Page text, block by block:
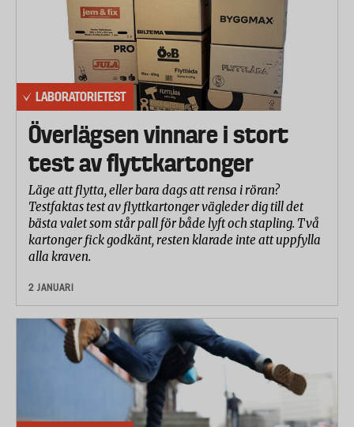
LABORATORIETEST
Överlägsen vinnare i stort
test av flyttkartonger
Läge att flytta, eller bara dags att rensa i röran?
Testfaktas test av flyttkartonger vägleder dig till det
bästa valet som står pall för både lyft och stapling. Två
kartonger fick godkänt, resten klarade inte att uppfylla
alla kraven.
2 JANUARI